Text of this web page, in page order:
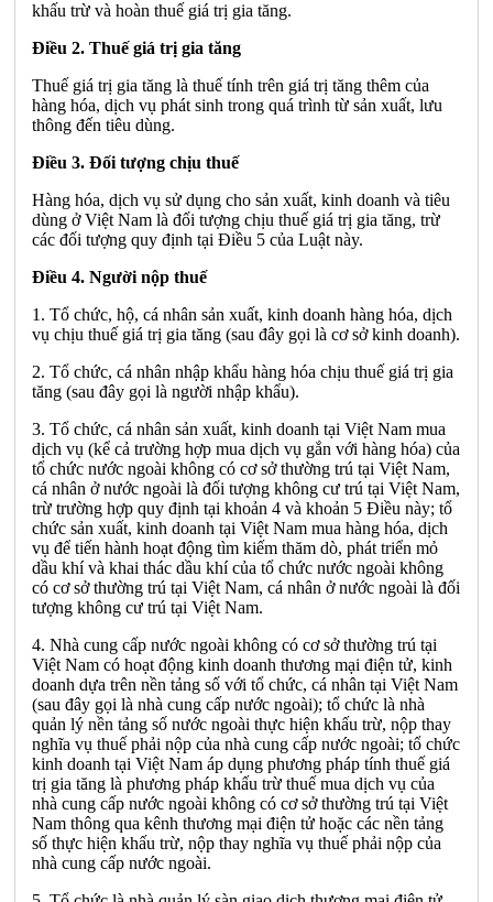
khấu trừ và hoàn thuế giá trị gia tăng.
Điều 2. Thuế giá trị gia tăng
Thuế giá trị gia tăng là thuế tính trên giá trị tăng thêm của
hàng hóa, dịch vụ phát sinh trong quá trình từ sản xuất, lưu
thông đến tiêu dùng.
Điều 3. Đối tượng chịu thuế
Hàng hóa, dịch vụ sử dụng cho sản xuất, kinh doanh và tiêu
dùng ở Việt Nam là đối tượng chịu thuế giá trị gia tăng, trừ
các đối tượng quy định tại Điều 5 của Luật này.
Điều 4. Người nộp thuế
1. Tổ chức, hộ, cá nhân sản xuất, kinh doanh hàng hóa, dịch
vụ chịu thuế giá trị gia tăng (sau đây gọi là cơ sở kinh doanh).
2. Tổ chức, cá nhân nhập khẩu hàng hóa chịu thuế giá trị gia
tăng (sau đây gọi là người nhập khẩu).
3. Tổ chức, cá nhân sản xuất, kinh doanh tại Việt Nam mua
dịch vụ (kể cả trường hợp mua dịch vụ gắn với hàng hóa) của
tổ chức nước ngoài không có cơ sở thường trú tại Việt Nam,
cá nhân ở nước ngoài là đối tượng không cư trú tại Việt Nam,
trừ trường hợp quy định tại khoản 4 và khoản 5 Điều này; tổ
chức sản xuất, kinh doanh tại Việt Nam mua hàng hóa, dịch
vụ để tiến hành hoạt động tìm kiếm thăm dò, phát triển mỏ
dầu khí và khai thác dầu khí của tổ chức nước ngoài không
có cơ sở thường trú tại Việt Nam, cá nhân ở nước ngoài là đối
tượng không cư trú tại Việt Nam.
4. Nhà cung cấp nước ngoài không có cơ sở thường trú tại
Việt Nam có hoạt động kinh doanh thương mại điện tử, kinh
doanh dựa trên nền tảng số với tổ chức, cá nhân tại Việt Nam
(sau đây gọi là nhà cung cấp nước ngoài); tổ chức là nhà
quản lý nền tảng số nước ngoài thực hiện khấu trừ, nộp thay
nghĩa vụ thuế phải nộp của nhà cung cấp nước ngoài; tổ chức
kinh doanh tại Việt Nam áp dụng phương pháp tính thuế giá
trị gia tăng là phương pháp khấu trừ thuế mua dịch vụ của
nhà cung cấp nước ngoài không có cơ sở thường trú tại Việt
Nam thông qua kênh thương mại điện tử hoặc các nền tảng
số thực hiện khấu trừ, nộp thay nghĩa vụ thuế phải nộp của
nhà cung cấp nước ngoài.